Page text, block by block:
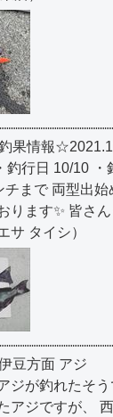
果情報
釣行日 10/10
チまで 両型出
ります✨ 皆さ
サ タイシ）
豆方面 アジ
ジが釣れたそ
アジですが、